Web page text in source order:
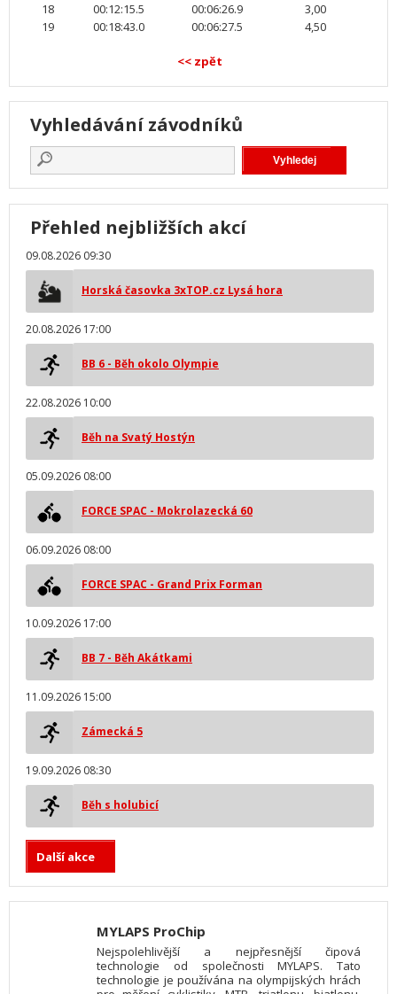
18
00:12:15.5 00:06:26.9
3,00
19
00:18:43.0 00:06:27.5 4,50
<< zpět
Vyhledávání závodníků
Přehled nejbližších akcí
09.08.2026 09:30
Horská časovka 3xTOP.cz Lysá hora
20.08.2026 17:00
BB 6 - Běh okolo Olympie
22.08.2026 10:00
Běh na Svatý Hostýn
05.09.2026 08:00
FORCE SPAC - Mokrolazecká 60
06.09.2026 08:00
FORCE SPAC - Grand Prix Forman
10.09.2026 17:00
BB 7 - Běh Akátkami
11.09.2026 15:00
Zámecká 5
19.09.2026 08:30
Běh s holubicí
Další akce
MYLAPS ProChip
Nejspolehlivější a nejpřesnější čipová
technologie od společnosti MYLAPS. Tato
technologie je používána na olympijských hrách